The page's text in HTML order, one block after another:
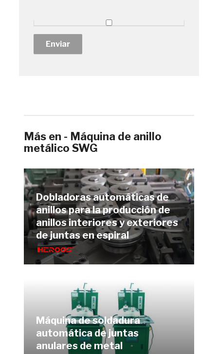
Más en - Máquina de anillo
metálico SWG
Dobladoras automáticas de
anillos para la producción de
anillos interiores y exteriores
de juntas en espiral
Máquina de soldadura
automática de juntas
anulares de metal